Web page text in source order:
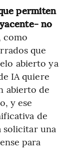
permiten
no
como
que
abierto ya
IA quiere
abierto de
y ese
de
una
para